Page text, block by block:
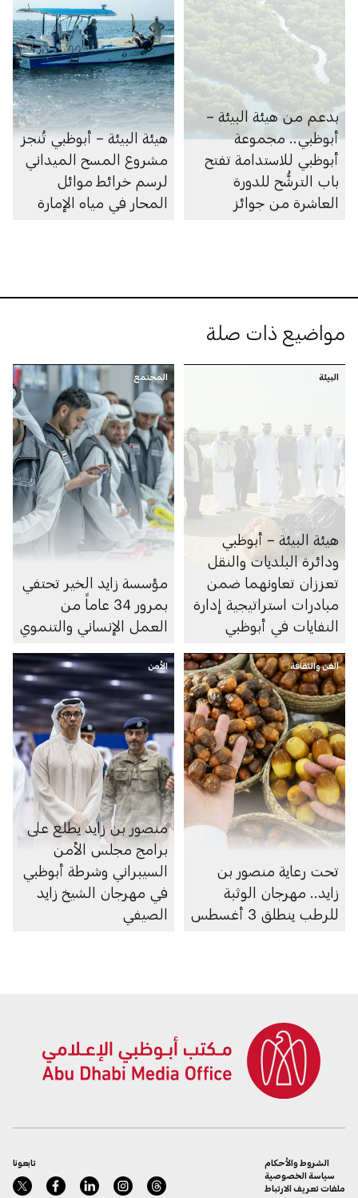
بدعم من هيئة البيئة –
أبوظبي.. مجموعة
أبوظبي للاستدامة تفتح
باب الترشُّح للدورة
العاشرة من جوائز
هيئة البيئة – أبوظبي تُنجز
مشروع المسح الميداني
لرسم خرائط موائل
المحار في مياه الإمارة
مواضيع ذات صلة
البيئة
هيئة البيئة – أبوظبي
ودائرة البلديات والنقل
تعززان تعاونهما ضمن
مبادرات استراتيجية إدارة
النفايات في أبوظبي
المجتمع
مؤسسة زايد الخير تحتفي
بمرور 34 عاماً من
العمل الإنساني والتنموي
الفن والثقافة
تحت رعاية منصور بن
زايد.. مهرجان الوثبة
للرطب ينطلق 3 أغسطس
الأمن
منصور بن زايد يطلع على
برامج مجلس الأمن
السيبراني وشرطة أبوظبي
في مهرجان الشيخ زايد
الصيفي
تابعونا
الشروط والأحكام
سياسة الخصوصية
ملفات تعريف الارتباط